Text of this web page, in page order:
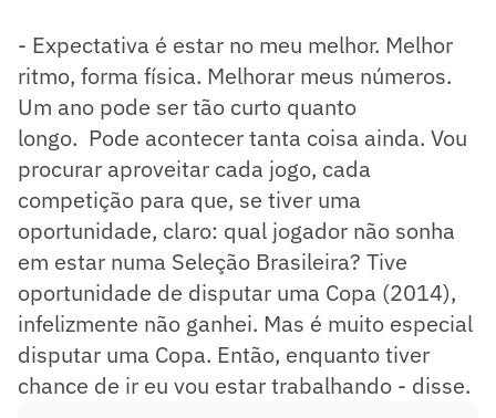
- Expectativa é estar no meu melhor. Melhor
ritmo, forma física. Melhorar meus números.
Um ano pode ser tão curto quanto
longo. Pode acontecer tanta coisa ainda. Vou
procurar aproveitar cada jogo, cada
competição para que, se tiver uma
oportunidade, claro: qual jogador não sonha
em estar numa Seleção Brasileira? Tive
oportunidade de disputar uma Copa (2014),
infelizmente não ganhei. Mas é muito especial
disputar uma Copa. Então, enquanto tiver
chance de ir eu vou estar trabalhando - disse.